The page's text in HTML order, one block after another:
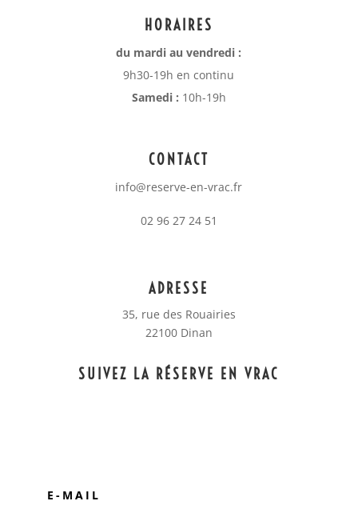
HORAIRES
du mardi au vendredi :
9h30-19h en continu
Samedi : 10h-19h
CONTACT
info@reserve-en-vrac.fr
02 96 27 24 51
ADRESSE
35, rue des Rouairies
22100 Dinan
SUIVEZ LA RÉSERVE EN VRAC